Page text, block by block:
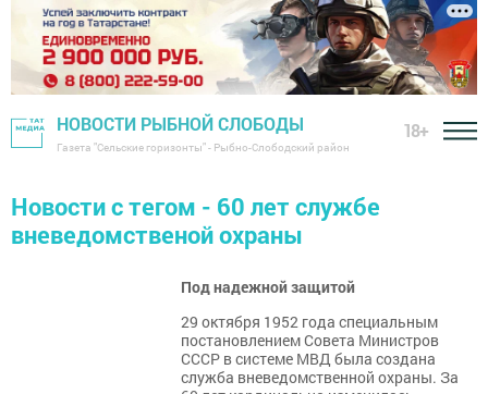
НОВОСТИ РЫБНОЙ СЛОБОДЫ
Газета "Сельские горизонты" - Рыбно-Слободский район
18+
Новости с тегом - 60 лет службе
вневедомственой охраны
Под надежной защитой
29 октября 1952 года специальным
постановлением Совета Министров
СССР в системе МВД была создана
служба вневедомственной охраны. За